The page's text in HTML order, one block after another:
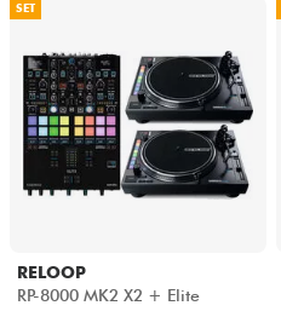
SET
RELOOP
RP-8000 MK2 X2 + Elite